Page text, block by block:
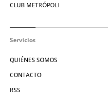
CLUB METRÓPOLI
Servicios
QUIÉNES SOMOS
CONTACTO
RSS